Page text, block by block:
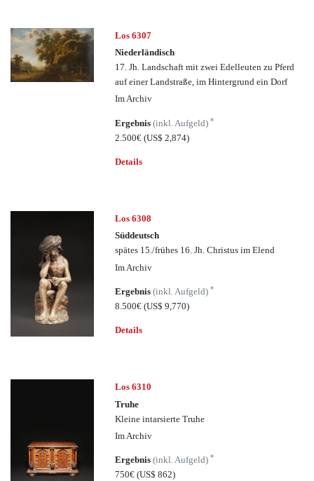
Los 6307
Niederländisch
17. Jh. Landschaft mit zwei Edelleuten zu Pferd
auf einer Landstraße, im Hintergrund ein Dorf
Im Archiv
Ergebnis(inkl. Aufgeld)*
2.500€(US$ 2,874)
Details
Los 6308
Süddeutsch
spätes 15./frühes 16. Jh. Christus im Elend
Im Archiv
Ergebnis(inkl. Aufgeld)*
8.500€(US$ 9,770)
Details
Los 6310
Truhe
Kleine intarsierte Truhe
Im Archiv
Ergebnis(inkl. Aufgeld)*
750€(US$ 862)